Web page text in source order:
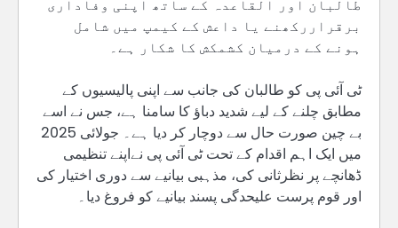
طالبان اور القاعدہ کے ساتھ اپنی وفاداری
برقراررکھنے یا داعش کے کیمپ میں شامل
ہونے کے درمیان کشمکش کا شکار ہے۔
ٹی آئی پی کو طالبان کی جانب سے اپنی پالیسیوں کے
مطابق چلنے کے لیے شدید دباؤ کا سامنا ہے، جس نے اسے
بے چین صورت حال سے دوچار کر دیا ہے۔ جولائی 2025
میں ایک اہم اقدام کے تحت ٹی آئی پی نےاپنے تنظیمی
ڈھانچے پر نظرثانی کی، مذہبی بیانیے سے دوری اختیار کی
اور قوم پرست علیحدگی پسند بیانیے کو فروغ دیا۔